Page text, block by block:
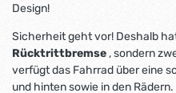
Design!
Sicherheit geht vor! Deshalb
Rücktrittbremse, sondern
verfügt das Fahrrad über eine
und hinten sowie in den